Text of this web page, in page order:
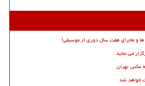
ها و ماجرای هفت سال دوری از موسیقی!
می نماید
عکس تهران